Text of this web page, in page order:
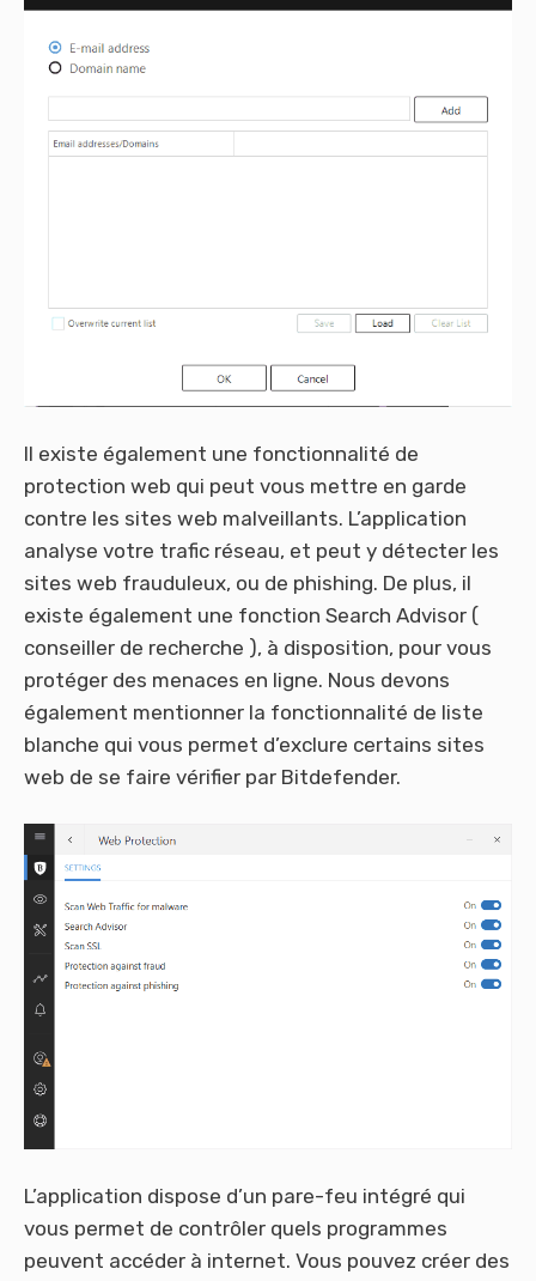
Il existe également une fonctionnalité de
protection web qui peut vous mettre en garde
contre les sites web malveillants. L’application
analyse votre trafic réseau, et peut y détecter les
sites web frauduleux, ou de phishing. De plus, il
existe également une fonction Search Advisor (
conseiller de recherche ), à disposition, pour vous
protéger des menaces en ligne. Nous devons
également mentionner la fonctionnalité de liste
blanche qui vous permet d’exclure certains sites
web de se faire vérifier par Bitdefender.
L’application dispose d’un pare-feu intégré qui
vous permet de contrôler quels programmes
peuvent accéder à internet. Vous pouvez créer des